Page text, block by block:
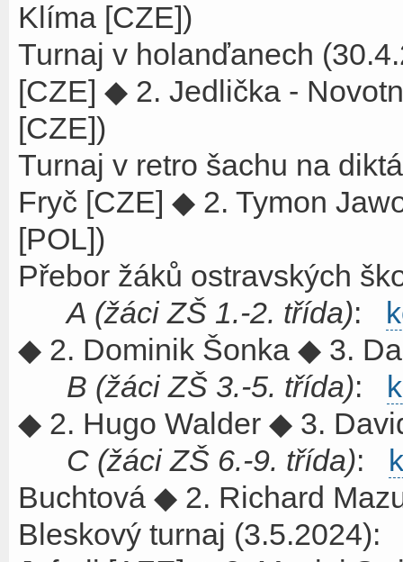
Klíma [CZE])
Turnaj v holanďanech
[CZE] ◆ 2. Jedlička -
[CZE])
Turnaj v retro šachu na
Fryč [CZE] ◆ 2. Tymon
[POL])
Přebor žáků ostravských
A (žáci ZŠ 1.-2. třída):
◆ 2. Dominik Šonka ◆ 3.
B (žáci ZŠ 3.-5. třída):
◆ 2. Hugo Walder ◆ 3.
C (žáci ZŠ 6.-9. třída):
Buchtová ◆ 2. Richard
Bleskový turnaj